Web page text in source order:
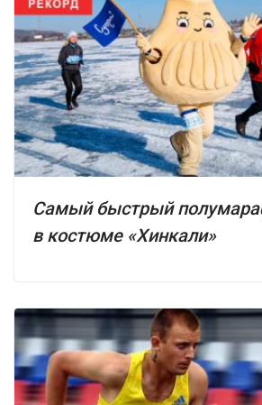
Самый быстрый
в костюме «Хинкали»